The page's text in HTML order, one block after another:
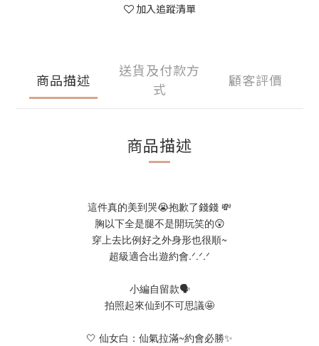
加入追蹤清單
商品描述
送貨及付款方
式
顧客評價
商品描述
這件真的美到哭😭抱歉了錢錢 💸
胸以下全是腿不是開玩笑的😲
穿上去比例好之外身形也很順~
超級適合出遊約會.ᐟ.ᐟ.ᐟ
小編自留款🗣️
拍照起來仙到不可思議🤩
🤍 仙女白：仙氣拉滿~約會必勝✨